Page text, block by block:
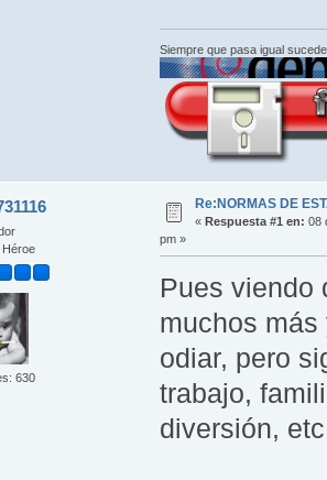
Siempre que pasa igual
630
Re:NORMAS DE
« Respuesta #1 en: 08
pm »
Pues viendo
muchos
odiar, pero
trabajo,
diversión,